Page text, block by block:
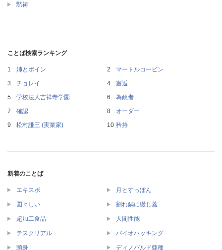
黙祷
ことば検索ランキング
姉とボイン
マートルコービン
チョレイ
邂逅
学校法人吉祥寺学園
為政者
確認
オーダー
松村謙三 (実業家)
矜持
新着のことば
エキスポ 月とすっぽん
図々しい 割れ鍋に綴じ蓋
超加工食品 人間性能
テスクリアル バイオハッキング
頭身 ディノバルド亜種